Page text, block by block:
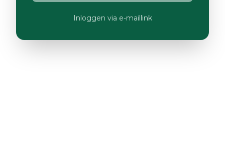
Inloggen via e-maillink